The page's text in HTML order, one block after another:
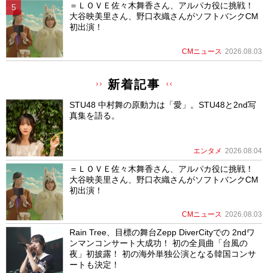
＝ＬＯＶＥ佐々木舞香さん、アルパカ役に挑戦！
大谷映美里さん、野口衣織さんがソフトバンクCM
初出演！
CMニュース 2026.08.03
新着記事
STU48 中村舞の原動力は「愛」。STU48と2nd写
真集を語る。
エンタメ 2026.08.04
＝ＬＯＶＥ佐々木舞香さん、アルパカ役に挑戦！
大谷映美里さん、野口衣織さんがソフトバンクCM
初出演！
CMニュース 2026.08.03
Rain Tree、目標の舞台Zepp DiverCityでの 2ndワ
ンマンコンサート大成功！ 初の全員曲「台風の
夜」初披露！ 初の海外単独公演となる韓国コンサ
ートも決定！